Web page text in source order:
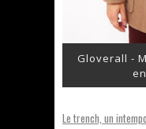
Gloverall -
Le trench, un